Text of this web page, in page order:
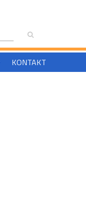
KONTAKT